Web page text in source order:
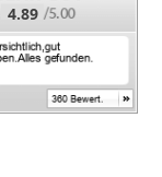
4.89